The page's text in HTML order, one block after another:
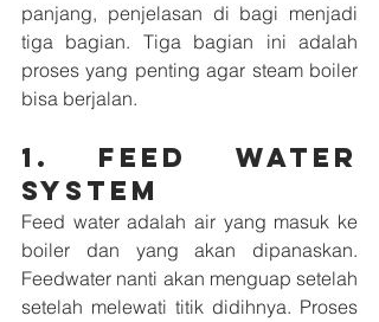
panjang, penjelasan di bagi menjadi
tiga bagian. Tiga bagian ini adalah
proses yang penting agar steam boiler
bisa berjalan.
1. Feed Water
System
Feed water adalah air yang masuk ke
boiler dan yang akan dipanaskan.
Feedwater nanti akan menguap setelah
setelah melewati titik didihnya. Proses